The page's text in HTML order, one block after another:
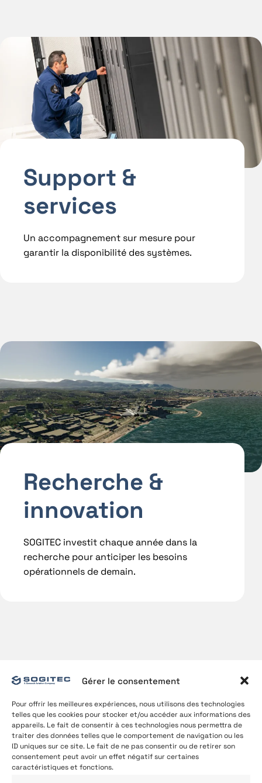
Gérer le consentement
Pour offrir les meilleures expériences, nous utilisons des technologies
telles que les cookies pour stocker et/ou accéder aux informations des
appareils. Le fait de consentir à ces technologies nous permettra de
traiter des données telles que le comportement de navigation ou les
ID uniques sur ce site. Le fait de ne pas consentir ou de retirer son
consentement peut avoir un effet négatif sur certaines
caractéristiques et fonctions.
Support &
services
Un accompagnement sur mesure pour
garantir la disponibilité des systèmes.
Recherche &
innovation
SOGITEC investit chaque année dans la
recherche pour anticiper les besoins
opérationnels de demain.